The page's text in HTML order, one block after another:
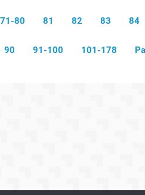
71-80 81 82 83 84
90 91-100 101-178